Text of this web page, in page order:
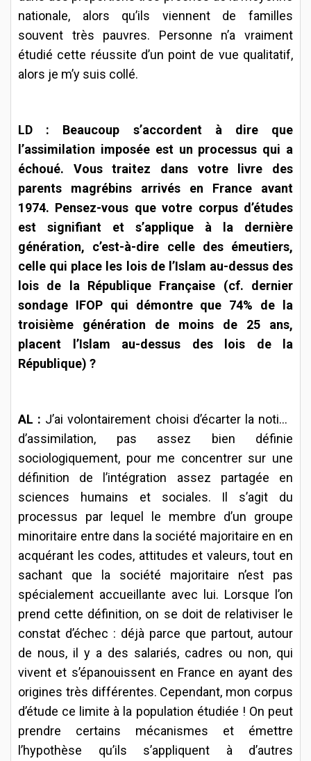
nationale, alors qu’ils viennent de familles
souvent très pauvres. Personne n’a vraiment
étudié cette réussite d’un point de vue qualitatif,
alors je m’y suis collé.
LD : Beaucoup s’accordent à dire que
l’assimilation imposée est un processus qui a
échoué. Vous traitez dans votre livre des
parents magrébins arrivés en France avant
1974. Pensez-vous que votre corpus d’études
est signifiant et s’applique à la dernière
génération, c’est-à-dire celle des émeutiers,
celle qui place les lois de l’Islam au-dessus des
lois de la République Française (cf. dernier
sondage IFOP qui démontre que 74% de la
troisième génération de moins de 25 ans,
placent l’Islam au-dessus des lois de la
République) ?
AL : J’ai volontairement choisi d’écarter la notion
d’assimilation, pas assez bien définie
sociologiquement, pour me concentrer sur une
définition de l’intégration assez partagée en
sciences humains et sociales. Il s’agit du
processus par lequel le membre d’un groupe
minoritaire entre dans la société majoritaire en en
acquérant les codes, attitudes et valeurs, tout en
sachant que la société majoritaire n’est pas
spécialement accueillante avec lui. Lorsque l’on
prend cette définition, on se doit de relativiser le
constat d’échec : déjà parce que partout, autour
de nous, il y a des salariés, cadres ou non, qui
vivent et s’épanouissent en France en ayant des
origines très différentes. Cependant, mon corpus
d’étude ce limite à la population étudiée ! On peut
prendre certains mécanismes et émettre
l’hypothèse qu’ils s’appliquent à d’autres